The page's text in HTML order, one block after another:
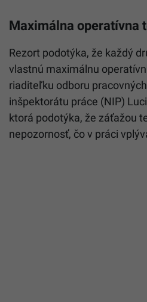
Maximálna operatívna
Rezort podotýka, že každý
vlastnú maximálnu
riaditeľku odboru
inšpektorátu práce (NIP)
ktorá podotýka, že záťažou
nepozornosť, čo v práci